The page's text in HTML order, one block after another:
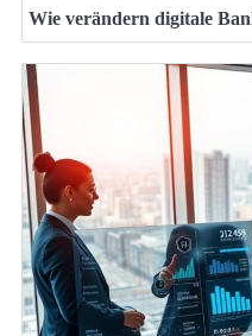
Wie verändern digitale